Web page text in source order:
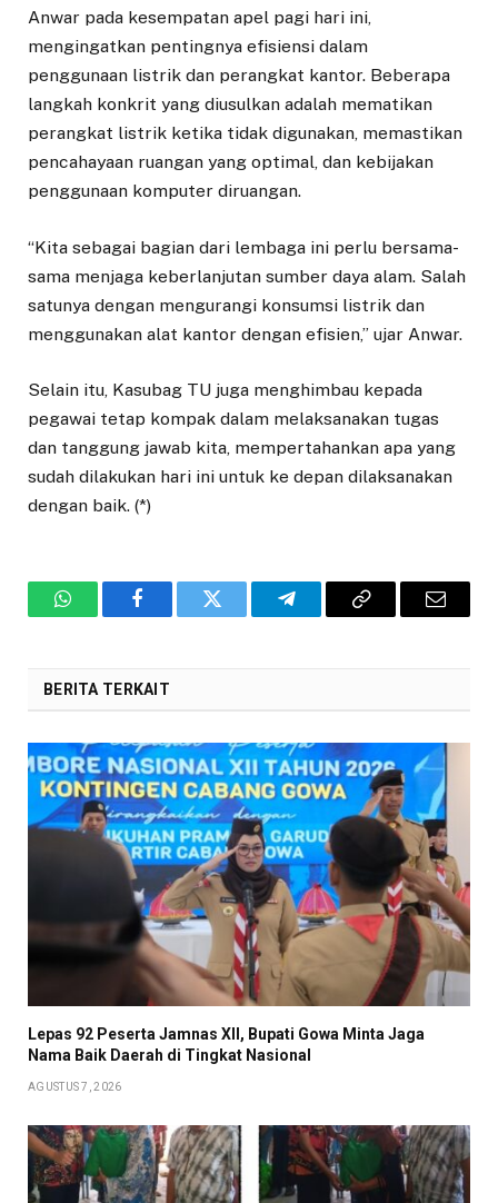
Anwar pada kesempatan apel pagi hari ini,
mengingatkan pentingnya efisiensi dalam
penggunaan listrik dan perangkat kantor. Beberapa
langkah konkrit yang diusulkan adalah mematikan
perangkat listrik ketika tidak digunakan, memastikan
pencahayaan ruangan yang optimal, dan kebijakan
penggunaan komputer diruangan.
“Kita sebagai bagian dari lembaga ini perlu bersama-
sama menjaga keberlanjutan sumber daya alam. Salah
satunya dengan mengurangi konsumsi listrik dan
menggunakan alat kantor dengan efisien,” ujar Anwar.
Selain itu, Kasubag TU juga menghimbau kepada
pegawai tetap kompak dalam melaksanakan tugas
dan tanggung jawab kita, mempertahankan apa yang
sudah dilakukan hari ini untuk ke depan dilaksanakan
dengan baik. (*)
WhatsAppFacebookTwitter TelegramCopy
Email
BERITA TERKAIT
Lepas 92 Peserta Jamnas XII, Bupati Gowa Minta Jaga
Nama Baik Daerah di Tingkat Nasional
AGUSTUS 7, 2026